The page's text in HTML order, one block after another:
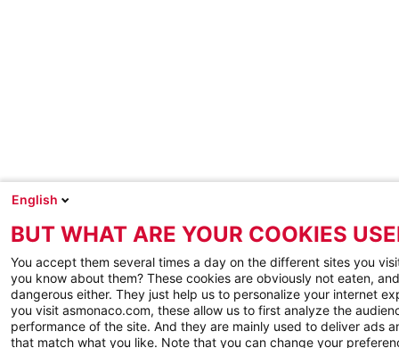
English
BUT WHAT ARE YOUR COOKIES
You accept them several times a day on the different sites you
you know about them? These cookies are obviously not eaten,
dangerous either. They just help us to personalize your internet
you visit asmonaco.com, these allow us to first analyze the
performance of the site. And they are mainly used to deliver ads
that match what you like. Note that you can change your